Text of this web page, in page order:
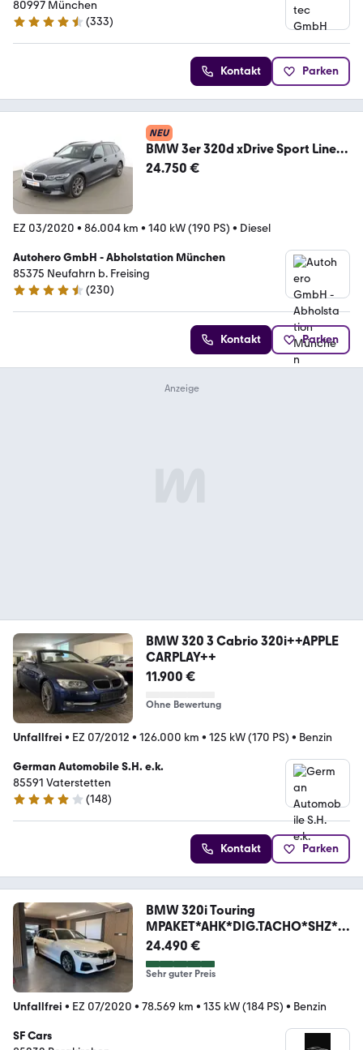
80997 München
4.7 Sterne
(333)
Kontakt Parken
NEU
BMW 3er 320d xDrive Sport Line
Aut.*NAVI*LED*ACC*
24.750 €
EZ 03/2020 • 86.004 km • 140 kW (190 PS) • Diesel
Autohero GmbH - Abholstation München
85375 Neufahrn b. Freising
4.4 Sterne
(230)
Kontakt Parken
BMW 320 3 Cabrio 320i++APPLE
CARPLAY++
11.900 €
Ohne Bewertung
Unfallfrei • EZ 07/2012 • 126.000 km • 125 kW (170 PS) • Benzin
German Automobile S.H. e.k.
85591 Vaterstetten
4.2 Sterne
(148)
Kontakt Parken
BMW 320i Touring
MPAKET*AHK*DIG.TACHO*SHZ*L
EDER*
24.490 €
Sehr guter Preis
Unfallfrei • EZ 07/2020 • 78.569 km • 135 kW (184 PS) • Benzin
SF Cars